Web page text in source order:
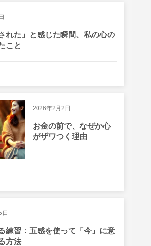
れた」と感じた瞬間、私の心の
こと
2026年2月2日
お金の前で、なぜか心
がザワつく理由
日
練習：五感を使って「今」に意
方法